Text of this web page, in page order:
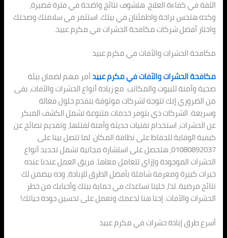
الثقة في كفاءة العلاج. هتشوف نتائج واضحة في فترة قصيرة،
وكده هتحس براحة واطمئنان في بيتك. استثمر في سلامتك وصحتك
واختار أفضل شركات مكافحة الحشرات في مكرم عبيد.
مكافحة الحشرات والآفات في مكرم عبيد
مكافحة الحشرات والآفات في مكرم عبيدأمر مهم لضمان بيئة
صحية وآمنة للبيوت والمكاتب. مع زيادة أنواع الحشرات والآفات، بقى
من الضروري إنك تتوجه لشركات موثوقة بتقدم حلول فعالة
وسريعة. الشركات دي بتوفر خدمات متنوعة تشمل الكشف المبكر
عن الحشرات، استخدام تقنيات حديثة وآمنة لقتلها، وتقديم نصائح عن
كيفية الوقاية للحفاظ على نظافة المكان. لما تتصل بينا على
01080892037، هتحصل على استشارة مجانية تشمل تحديد أنواع
الحشرات الموجودة وإزاي تتعامل معاها. فريق العمل عندنا عنده
خبرات كبيرة ومعرفة شاملة بأفضل الطرق للإبادة، وده بيضمن لك
نتائج مرضية. لذا، خلينا نساعدك في حماية بيتك وأحبابك من خطر
الحشرات والآفات. إحنا هنا لدعمك ونعمل على تحسين جودة حياتك!
أسرع طرق إبادة حشرات في مكرم عبيد